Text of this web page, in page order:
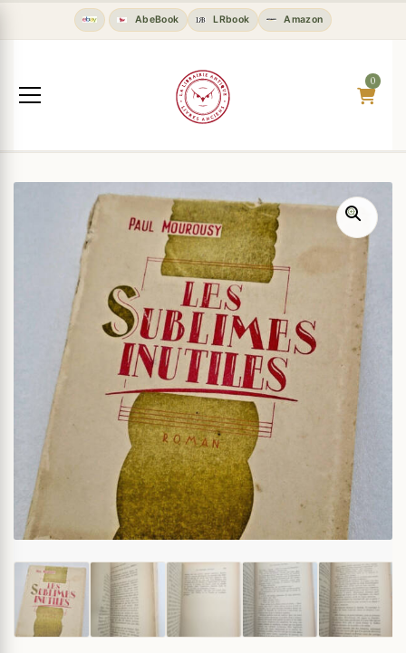
AbeBook LRbook Amazon
0